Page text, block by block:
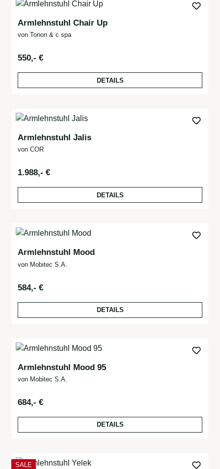
Armlehnstuhl Chair Up
von Tonon & c spa
Regulärer Preis:
550,- €
DETAILS
Armlehnstuhl Jalis
von COR
Regulärer Preis:
1.988,- €
DETAILS
Armlehnstuhl Mood
von Mobitec S.A.
Regulärer Preis:
584,- €
DETAILS
Armlehnstuhl Mood 95
von Mobitec S.A.
Regulärer Preis:
684,- €
DETAILS
RABATT
SALE